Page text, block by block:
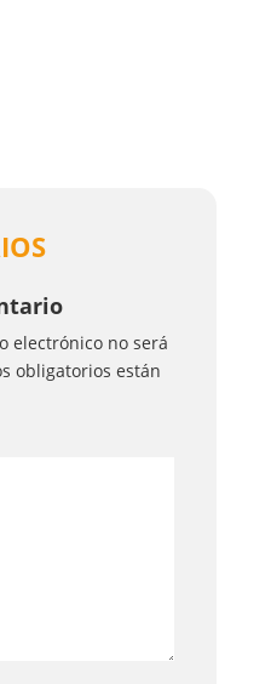
electrónico no será
obligatorios están